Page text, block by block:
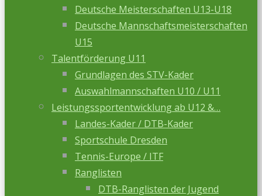
Deutsche Meisterschaften U13-U18
Deutsche Mannschaftsmeisterschaften
U15
Talentförderung U11
Grundlagen des STV-Kader
Auswahlmannschaften U10 / U11
Leistungssportentwicklung ab U12 &…
Landes-Kader / DTB-Kader
Sportschule Dresden
Tennis-Europe / ITF
Ranglisten
DTB-Ranglisten der Jugend